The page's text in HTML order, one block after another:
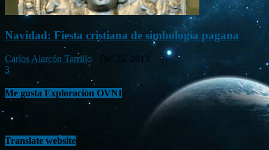
Navidad: Fiesta cristiana de simbología pagana
Carlos Alarcón Tarrillo - Dic 25, 2013
3
Me gusta Exploración OVNI
Translate website